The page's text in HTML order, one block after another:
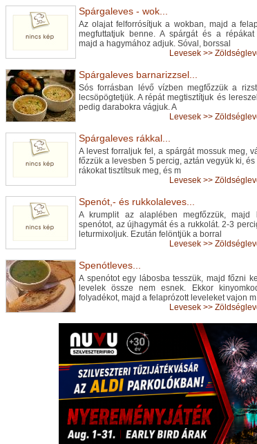
Spárgaleves - wok...
Az olajat felforrósítjuk a wokban, majd a
megfuttatjuk benne. A spárgát és a répákat
majd a hagymához adjuk. Sóval, borssal
Levesek >>
Spárgaleves barnarizzsel...
Sós forrásban lévő vízben megfőzzük a
lecsöpögtetjük. A répát megtisztítjuk és
pedig darabokra vágjuk. A
Levesek >>
Spárgaleves rákkal...
A levest forraljuk fel, a spárgát mossuk meg,
főzzük a levesben 5 percig, aztán vegyük ki, és
rákokat tisztítsuk meg, és m
Levesek >>
Spenót,- és rukkolaleves...
A krumplit az alaplében megfőzzük, majd
spenótot, az újhagymát és a rukkolát. 2-3
leturmixoljuk. Ezután felöntjük a borral
Levesek >>
Spenótleves...
A spenótot egy lábosba tesszük, majd főzni
levelek össze nem esnek. Ekkor
folyadékot, majd a felaprózott leveleket vajon m
Levesek >>